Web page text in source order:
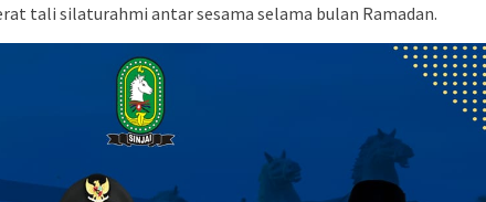
tali silaturahmi antar sesama selama bulan Ramadan.